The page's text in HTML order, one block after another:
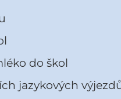
do škol
jazykových